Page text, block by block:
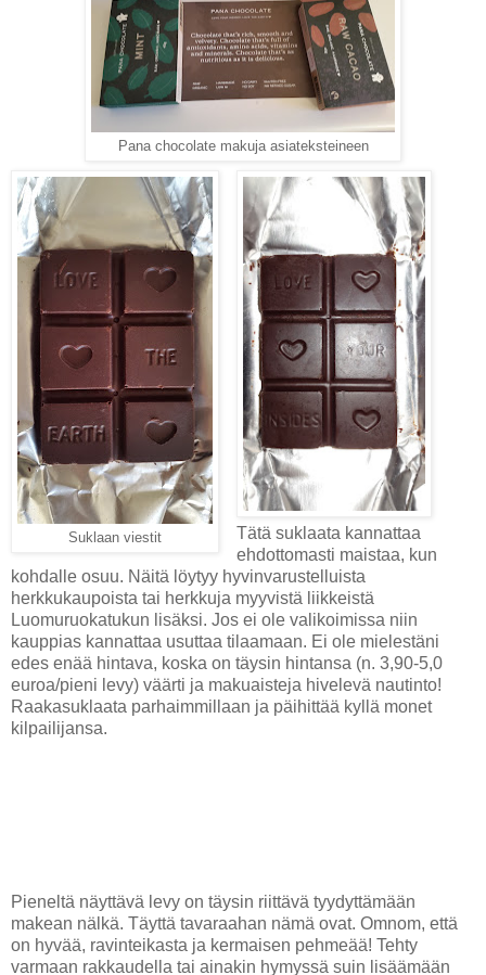
Pana chocolate makuja asiateksteineen
Suklaan viestit
Tätä suklaata kannattaa
ehdottomasti maistaa, kun
kohdalle osuu. Näitä löytyy hyvinvarustelluista
herkkukaupoista tai herkkuja myyvistä liikkeistä
Luomuruokatukun lisäksi. Jos ei ole valikoimissa niin
kauppias kannattaa usuttaa tilaamaan. Ei ole mielestäni
edes enää hintava, koska on täysin hintansa (n. 3,90-5,0
euroa/pieni levy) väärti ja makuaisteja hivelevä nautinto!
Raakasuklaata parhaimmillaan ja päihittää kyllä monet
kilpailijansa.
Pieneltä näyttävä levy on täysin riittävä tyydyttämään
makean nälkä. Täyttä tavaraahan nämä ovat. Omnom, että
on hyvää, ravinteikasta ja kermaisen pehmeää! Tehty
varmaan rakkaudella tai ainakin hymyssä suin lisäämään